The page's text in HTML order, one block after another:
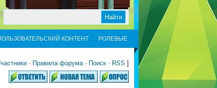
КОНТЕНТ РОЛЕВЫЕ
· Правила форума· Поиск · RSS ]